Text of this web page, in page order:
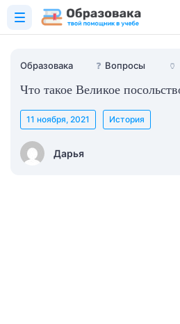
Образовака ❓ Вопросы 🏺
Что такое Великое
Дарья
11 ноября, 2021 История